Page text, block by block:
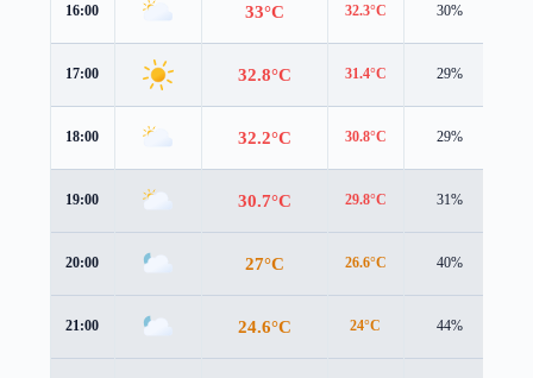
16:00 33°C 32.3°C 30%
17:00 32.8°C 31.4°C 29%
18:00 32.2°C 30.8°C 29%
19:00 30.7°C 29.8°C 31%
20:00 27°C 26.6°C 40%
21:00 24.6°C 24°C 44%